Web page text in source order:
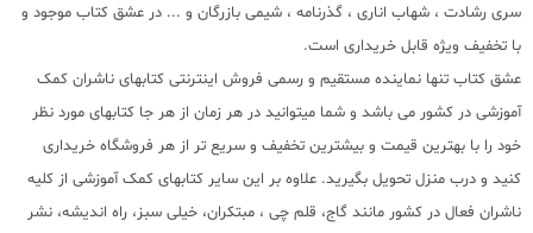
سری رشادت ، شهاب اناری ، گذرنامه ، شیمی بازرگان و ... در عشق کتاب موجود و
با تخفیف ویژه قابل خریداری است.
عشق کتاب تنها نماینده مستقیم و رسمی فروش اینترنتی کتابهای ناشران کمک
آموزشی در کشور می باشد و شما میتوانید در هر زمان از هر جا کتابهای مورد نظر
خود را با بهترین قیمت و بیشترین تخفیف و سریع تر از هر فروشگاه خریداری
کنید و درب منزل تحویل بگیرید. علاوه بر این سایر کتابهای کمک آموزشی از کلیه
ناشران فعال در کشور مانند گاج، قلم چی ، مبتکران، خیلی سبز، راه اندیشه، نشر